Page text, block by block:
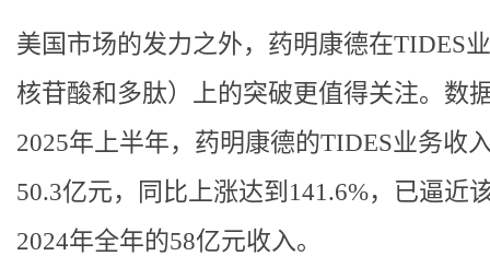
美国市场的发力之外，药明康德在TIDES
核苷酸和多肽）上的突破更值得关注。数
2025年上半年，药明康德的TIDES业务收
50.3亿元，同比上涨达到141.6%，已逼近
2024年全年的58亿元收入。